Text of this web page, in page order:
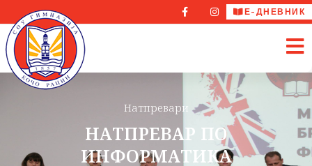
Е-ДНЕВНИК
Натпревари
НАТПРЕВАР ПО
ИНФОРМАТИКА